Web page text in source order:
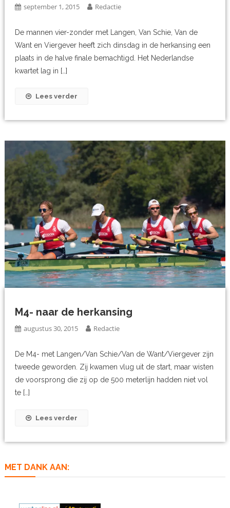
september 1, 2015 Redactie
De mannen vier-zonder met Langen, Van Schie, Van de
Want en Viergever heeft zich dinsdag in de herkansing een
plaats in de halve finale bemachtigd. Het Nederlandse
kwartet lag in […]
Lees verder
M4- naar de herkansing
augustus 30, 2015 Redactie
De M4- met Langen/Van Schie/Van de Want/Viergever zijn
tweede geworden. Zij kwamen vlug uit de start, maar wisten
de voorsprong die zij op de 500 meterlijn hadden niet vol
te […]
Lees verder
MET DANK AAN: